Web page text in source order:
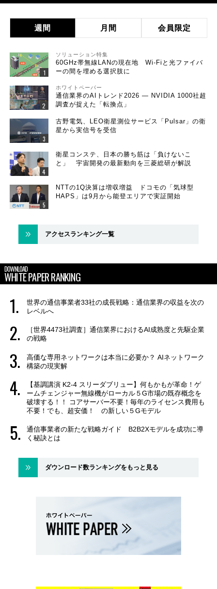
週間 月間 会員限定
ソリューション特集
60GHz帯無線LANの現在地 Wi-Fiと光ファイバ
ーの間を埋める選択肢に
ホワイトペーパー
通信業界のAIトレンド2026 ― NVIDIA 1000社超
調査が捉えた「転換点」
古野電気、LEO衛星測位サービス「Pulsar」の衛
星から実信号を受信
衛星コンステ、日本の勝ち筋は「負けないこ
と」 宇宙開発の最新動向を三菱総研が解説
NTTの1Q決算は増収増益 ドコモの「気球型
HAPS」は9月から能登エリアで実証開始
アクセスランキング一覧
DOWNLOAD
WHITE PAPER RANKING
世界の通信事業者33社の成長戦略：通信業界の収益を次の
レベルへ
［世界4473社調査］通信業界におけるAI成熟度と先駆企業
の戦略
高価な専用ネットワークは本当に必要か？ AIネットワーク
構築の現実解
【基調講演 K2-4 スリーダブリュー】何もかもが革命！ゲ
ームチェンジャー無線機がローカル５G市場の既存概念を
破壊する！！ コアサーバー不要！毎年のライセンス費用も
不要！でも、超安価！ の新しい５Gモデル
通信事業者の新たな戦略ガイド B2B2Xモデルを成功に導
く秘訣とは
ダウンロード数ランキングをもっと見る